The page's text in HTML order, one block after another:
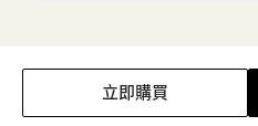
立即購買